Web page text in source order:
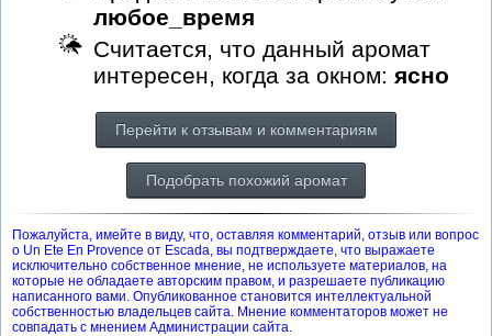
любое_время
Считается, что данный аромат
интересен, когда за окном: ясно
Перейти к отзывам и комментариям
Подобрать похожий аромат
Пожалуйста, имейте в виду, что, оставляя комментарий, отзыв или вопрос
о Un Ete En Provence от Escada, вы подтверждаете, что выражаете
исключительно собственное мнение, не используете материалов, на
которые не обладаете авторским правом, и разрешаете публикацию
написанного вами. Опубликованное становится интеллектуальной
собственностью владельцев сайта. Мнение комментаторов может не
совпадать с мнением Администрации сайта.